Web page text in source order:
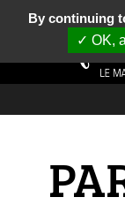
By continuing
✓ OK,